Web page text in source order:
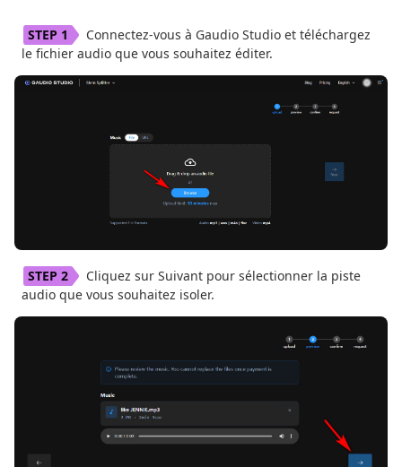
Connectez-vous à Gaudio Studio et téléchargez
le fichier audio que vous souhaitez éditer.
Cliquez sur Suivant pour sélectionner la piste
audio que vous souhaitez isoler.